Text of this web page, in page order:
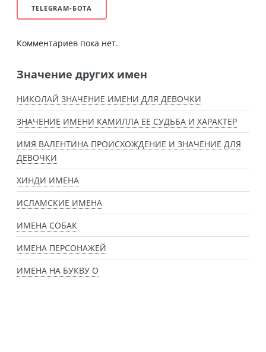
TELEGRAM-БОТА
Комментариев пока нет.
Значение других имен
НИКОЛАЙ ЗНАЧЕНИЕ ИМЕНИ ДЛЯ ДЕВОЧКИ
ЗНАЧЕНИЕ ИМЕНИ КАМИЛЛА ЕЕ СУДЬБА И ХАРАКТЕР
ИМЯ ВАЛЕНТИНА ПРОИСХОЖДЕНИЕ И ЗНАЧЕНИЕ ДЛЯ
ДЕВОЧКИ
ХИНДИ ИМЕНА
ИСЛАМСКИЕ ИМЕНА
ИМЕНА СОБАК
ИМЕНА ПЕРСОНАЖЕЙ
ИМЕНА НА БУКВУ О